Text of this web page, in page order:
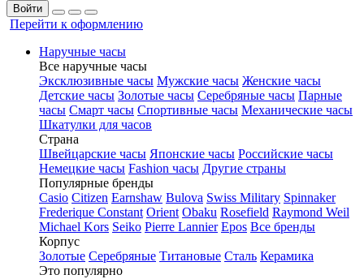
Войти
Перейти к оформлению
Наручные часы
Все наручные часы
Эксклюзивные часы Мужские часы Женские часы
Детские часы Золотые часы Серебряные часы Парные
часы Смарт часы Спортивные часы Механические часы
Шкатулки для часов
Страна
Швейцарские часы Японские часы Российские часы
Немецкие часы Fashion часы Другие страны
Популярные бренды
Casio Citizen Earnshaw Bulova Swiss Military Spinnaker
Frederique Constant Orient Obaku Rosefield Raymond Weil
Michael Kors Seiko Pierre Lannier Epos Все бренды
Корпус
Золотые Серебряные Титановые Сталь Керамика
Это популярно